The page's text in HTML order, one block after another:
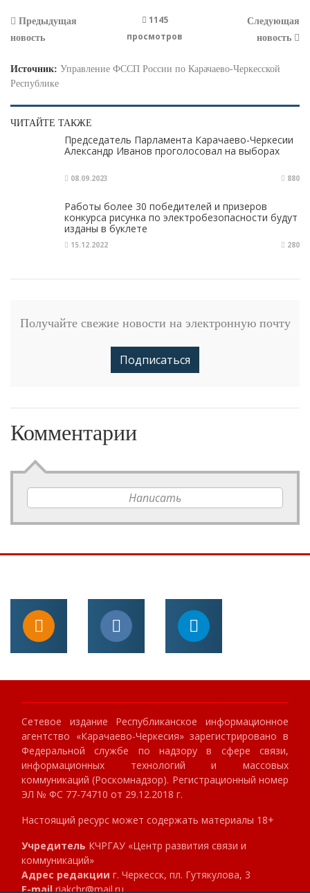
Предыдущая
новость
1145
просмотров
Следующая
новость
Источник: Управление ФССП России по Карачаево-Черкесской
Республике
ЧИТАЙТЕ ТАКЖЕ
Председатель Парламента Карачаево-Черкесии
Александр Иванов проголосовал на выборах
08.09.2023 880
Работы более 30 победителей и призеров
конкурса рисунка по электробезопасности будут
изданы в буклете
15.12.2022 280
Получайте свежие новости на электронную почту
Подписаться
Комментарии
Написать
Сетевое издание Республиканское информационное
агентство «Карачаево-Черкесия» зарегистрировано в
Федеральной службе по надзору в сфере связи,
информационных технологий и массовых
коммуникаций (Роскомнадзор). Регистрационный номер
ЭЛ № ФС 77-74710 от 29.12.2018 г.
Настоящий ресурс может содержать материалы 18+
Учредитель КЧРГАУ «Центр развития связи и
коммуникаций»
Адрес редакции г. Черкесск, пл. Гутякулова, 3
E-mailriakchr@mail.ru